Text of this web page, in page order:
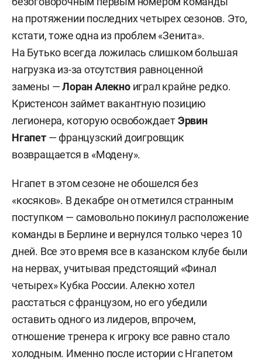
на протяжении последних четырех сезонов. Это,
кстати, тоже одна из проблем «Зенита».
На Бутько всегда ложилась слишком большая
нагрузка из-за отсутствия равноценной
замены —Лоран Алекно играл крайне редко.
Кристенсон займет вакантную позицию
легионера, которую освобождаетЭрвин
Нгапет— французский доигровщик
возвращается в «Модену».
Нгапет в этом сезоне не обошелся без
«косяков». В декабре он отметился странным
поступком — самовольно покинул расположение
команды в Берлине и вернулся только через 10
дней. Все это время все в казанском клубе были
на нервах, учитывая предстоящий «Финал
четырех» Кубка России. Алекно хотел
расстаться с французом, но его убедили
оставить одного из лидеров, впрочем,
отношение тренера к игроку все равно стало
холодным. Именно после истории с Нгапетом